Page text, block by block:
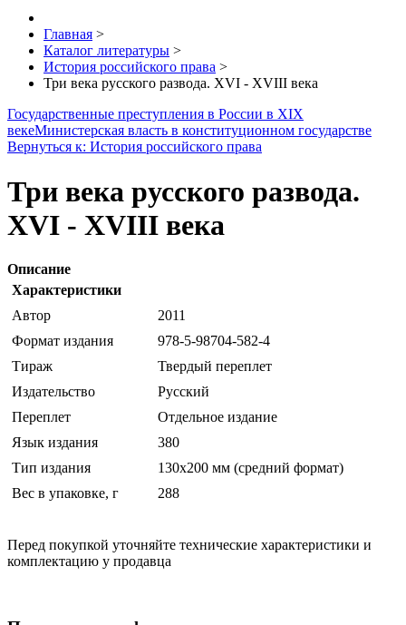
Главная >
Каталог литературы >
История российского права >
Три века русского развода. XVI - XVIII века
Государственные преступления в России в XIX
векеМинистерская власть в конституционном государстве
Вернуться к: История российского права
Три века русского развода.
XVI - XVIII века
Описание
Характеристики
Автор
2011
Формат издания
978-5-98704-582-4
Тираж
Твердый переплет
Издательство
Русский
Переплет
Отдельное издание
Язык издания
380
Тип издания
130х200 мм (средний формат)
Вес в упаковке, г
288
Перед покупкой уточняйте технические характеристики и
комплектацию у продавца